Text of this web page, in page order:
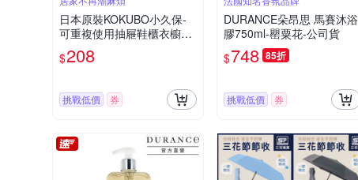
日本原裝KOKUBO小久保-
可重複使用抽屜鞋櫃衣櫥櫃
防潮除濕袋(除濕包顆粒變色
版)
$208
挑戰低價 券
DURANCE朵昂思 馬賽沐浴
膠750ml-罌粟花-公司貨
$748 85折
挑戰低價 券